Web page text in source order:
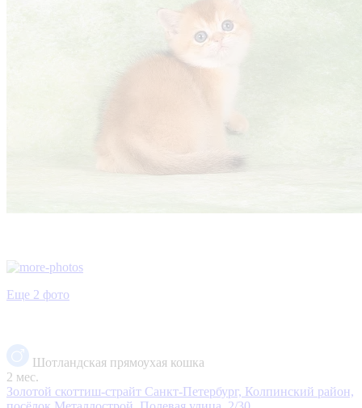
Еще 2 фото
Шотландская прямоухая кошка
2 мес.
Золотой скоттиш-страйт Санкт-Петербург, Колпинский район,